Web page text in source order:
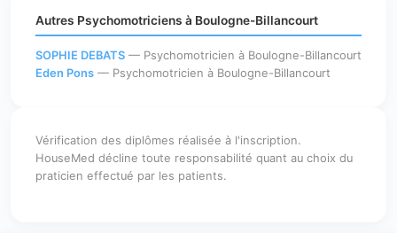
Autres Psychomotriciens à Boulogne-Billancourt
SOPHIE DEBATS — Psychomotricien à Boulogne-Billancourt
Eden Pons — Psychomotricien à Boulogne-Billancourt
Vérification des diplômes réalisée à l'inscription.
HouseMed décline toute responsabilité quant au choix du
praticien effectué par les patients.